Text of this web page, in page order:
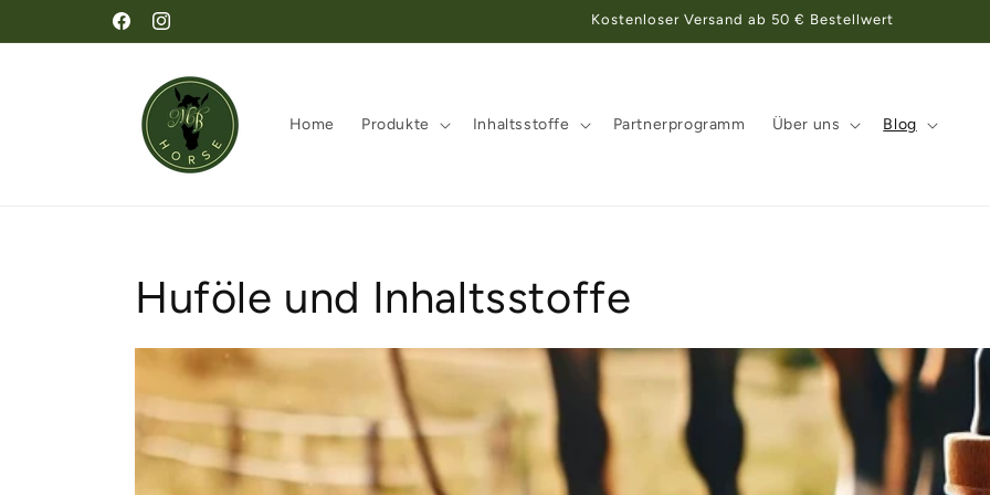
Inhalt
FacebookInstagram
Kostenloser Versand ab 50 € Bestellwert
Home Produkte Inhaltsstoffe Partnerprogramm Über uns Blog
Huföle und Inhaltsstoffe